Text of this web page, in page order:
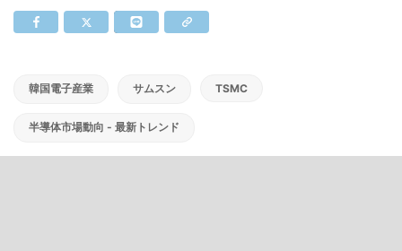
韓国電子産業 サムスン TSMC
半導体市場動向 - 最新トレンド